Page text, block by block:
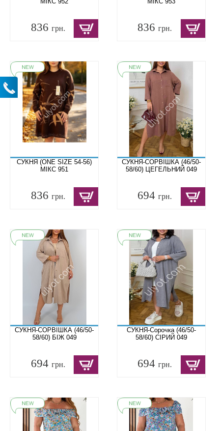
836 грн. 836грн.
СУКНЯ (ONE SIZE 54-56)
МІКС 951
836 грн.
СУКНЯ-СОРВІШКА (46/50-
58/60) ЦЕГЕЛЬНИЙ 049
694грн.
СУКНЯ-СОРВІШКА (46/50-
58/60) БІЖ 049
694 грн.
СУКНЯ-Сорочка (46/50-
58/60) СІРИЙ 049
694грн.